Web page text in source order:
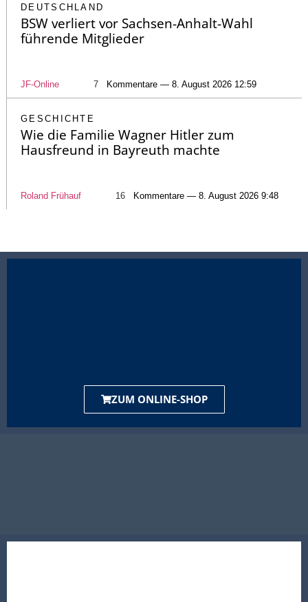
DEUTSCHLAND
BSW verliert vor Sachsen-Anhalt-Wahl
führende Mitglieder
JF-Online 7 Kommentare — 8. August 2026 12:59
GESCHICHTE
Wie die Familie Wagner Hitler zum
Hausfreund in Bayreuth machte
Roland Frühauf 16 Kommentare — 8. August 2026 9:48
ZUM ONLINE-SHOP